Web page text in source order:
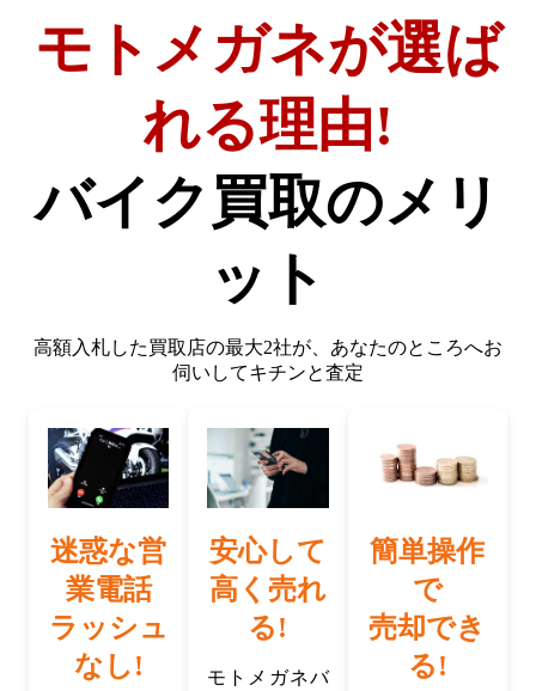
モトメガネが選ば
れる理由!
バイク買取のメリ
ット
高額入札した買取店の最大2社が、 あなたのところへお
伺いしてキチンと査定
迷惑な営
業電話
ラッシュ
なし!
安心して
高く売れ
る!
モトメガネバ
簡単操作
で
売却でき
る!